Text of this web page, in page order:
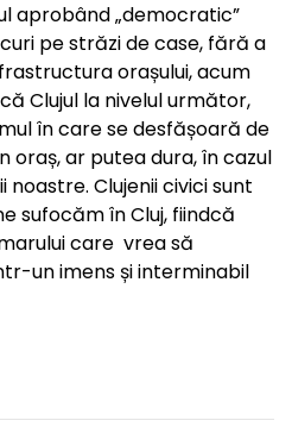
aprobând „democratic”
pe străzi de case, fără a
orașului, acum
Clujul la nivelul următor,
în care se desfășoară de
oraș, ar putea dura, în cazul
Clujenii civici sunt
sufocăm în Cluj, fiindcă
care vrea să
un imens și interminabil